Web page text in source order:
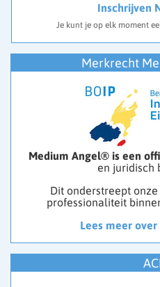
Inschrijven
Je kunt je op elk moment
Merkrecht
Medium Angel® is een
en juridisch
Dit onderstreept
professionaliteit
Lees meer